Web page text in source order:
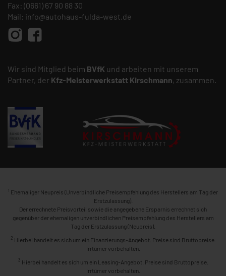
Fax: (0661) 67 90 88 30
Mail: info@autohaus-fulda-west.de
Wir sind Mitglied beim BVfK und arbeiten mit unserem
Partner, der Kfz-Meisterwerkstatt Kirschmann, zusammen.
1 Ehemaliger Neupreis (Unverbindliche Preisempfehlung des Herstellers am Tag der
Erstzulassung).
Der errechnete Preisvorteil sowie die angegebene Ersparnis errechnet sich
gegenüber der ehemaligen unverbindlichen Preisempfehlung des Herstellers am
Tag der Erstzulassung (Neupreis).
2 Hierbei handelt es sich um ein Finanzierungs-Angebot. Preise sind Bruttopreise.
Irrtümer vorbehalten.
3 Hierbei handelt es sich um ein Leasing-Angebot. Preise sind Bruttopreise.
Irrtümer vorbehalten.